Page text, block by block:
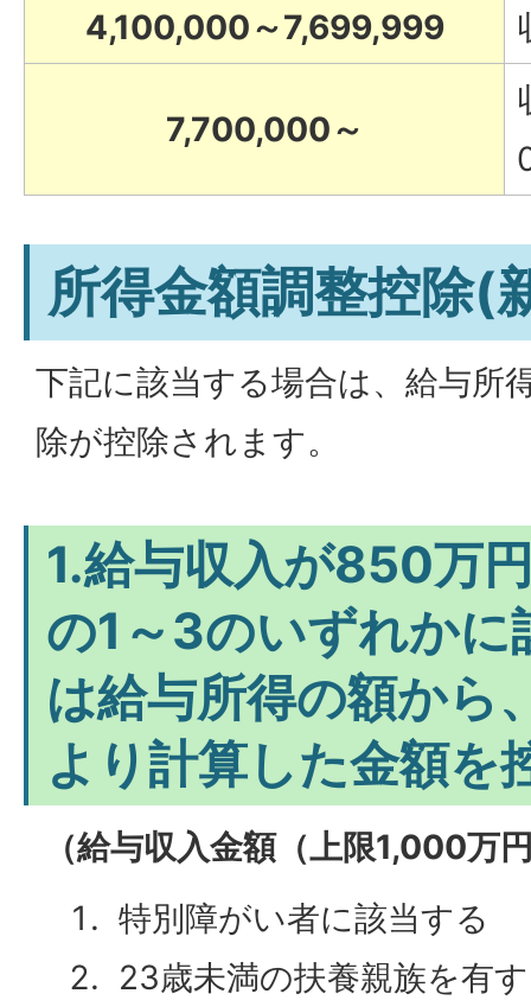
4,100,000～7,699,999
7,700,000～
所得金額調整控除(
下記に該当する場合は、給与所
除が控除されます。
1.給与収入が850万
の1～3のいずれかに
は給与所得の額から
より計算した金額を
（給与収入金額（上限1,000万
特別障がい者に該当する
23歳未満の扶養親族を有